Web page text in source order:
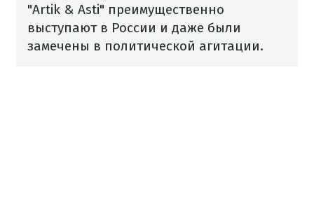
"Artik & Asti" преимущественно
выступают в России и даже были
замечены в политической агитации.